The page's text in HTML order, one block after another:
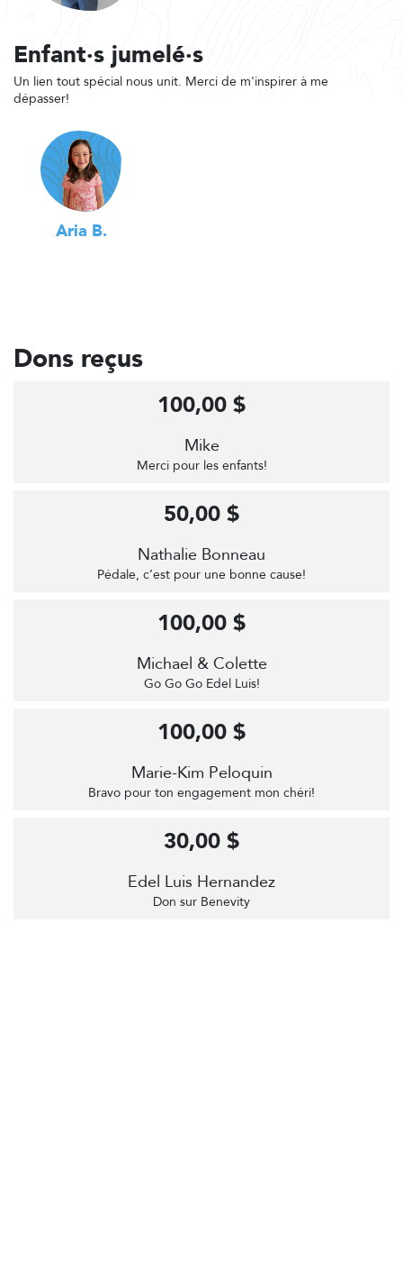
Enfant·s jumelé·s
Un lien tout spécial nous unit. Merci de m'inspirer à me
dépasser!
Aria B.
Dons reçus
Mike
Merci pour les enfants!
100,00 $
Nathalie Bonneau
Pédale, c’est pour une bonne cause!
50,00 $
Michael & Colette
Go Go Go Edel Luis!
100,00 $
Marie-Kim Peloquin
Bravo pour ton engagement mon chéri!
100,00 $
Edel Luis Hernandez
Don sur Benevity
30,00 $